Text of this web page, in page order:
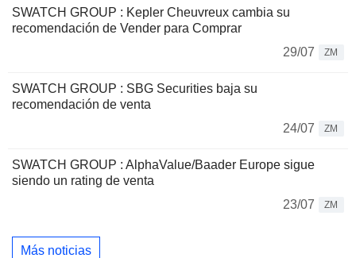
SWATCH GROUP : Kepler Cheuvreux cambia su
recomendación de Vender para Comprar
29/07
ZM
SWATCH GROUP : SBG Securities baja su
recomendación de venta
24/07
ZM
SWATCH GROUP : AlphaValue/Baader Europe sigue
siendo un rating de venta
23/07
ZM
Más noticias